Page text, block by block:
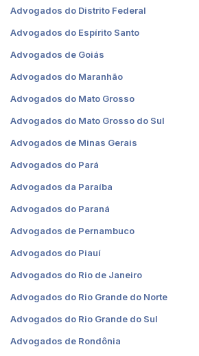
Advogados do Distrito Federal
Advogados do Espírito Santo
Advogados de Goiás
Advogados do Maranhão
Advogados do Mato Grosso
Advogados do Mato Grosso do Sul
Advogados de Minas Gerais
Advogados do Pará
Advogados da Paraíba
Advogados do Paraná
Advogados de Pernambuco
Advogados do Piauí
Advogados do Rio de Janeiro
Advogados do Rio Grande do Norte
Advogados do Rio Grande do Sul
Advogados de Rondônia